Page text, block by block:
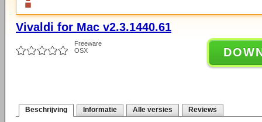
Vivaldi for Mac v2.3.1440.61
Freeware
OSX
Beschrijving Informatie Alle versies Reviews